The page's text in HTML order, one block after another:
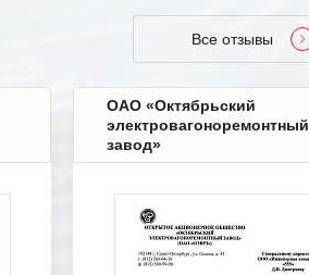
Все отзывы
ОАО «Октябрьский
электровагоноремонтный
завод»